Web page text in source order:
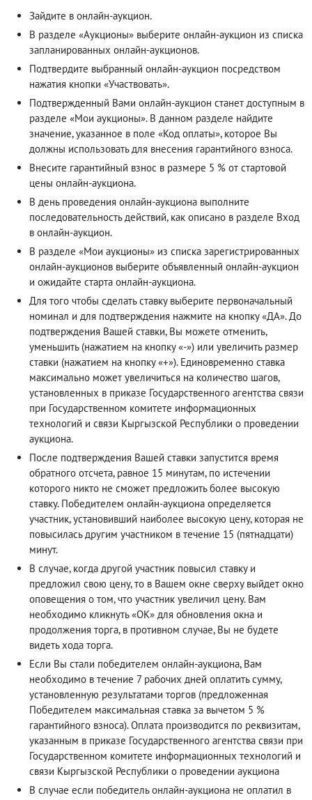
Зайдите в онлайн-аукцион.
В разделе «Аукционы» выберите онлайн-аукцион из списка
запланированных онлайн-аукционов.
Подтвердите выбранный онлайн-аукцион посредством
нажатия кнопки «Участвовать».
Подтвержденный Вами онлайн-аукцион станет доступным в
разделе «Мои аукционы». В данном разделе найдите
значение, указанное в поле «Код оплаты», которое Вы
должны использовать для внесения гарантийного взноса.
Внесите гарантийный взнос в размере 5 % от стартовой
цены онлайн-аукциона.
В день проведения онлайн-аукциона выполните
последовательность действий, как описано в разделе Вход
в онлайн-аукцион.
В разделе «Мои аукционы» из списка зарегистрированных
онлайн-аукционов выберите объявленный онлайн-аукцион
и ожидайте старта онлайн-аукциона.
Для того чтобы сделать ставку выберите первоначальный
номинал и для подтверждения нажмите на кнопку «ДА». До
подтверждения Вашей ставки, Вы можете отменить,
уменьшить (нажатием на кнопку «-») или увеличить размер
ставки (нажатием на кнопку «+»). Единовременно ставка
максимально может увеличиться на количество шагов,
установленных в приказе Государственного агентства связи
при Государственном комитете информационных
технологий и связи Кыргызской Республики о проведении
аукциона.
После подтверждения Вашей ставки запустится время
обратного отсчета, равное 15 минутам, по истечении
которого никто не сможет предложить более высокую
ставку. Победителем онлайн-аукциона определяется
участник, установивший наиболее высокую цену, которая не
повысилась другим участником в течение 15 (пятнадцати)
минут.
В случае, когда другой участник повысил ставку и
предложил свою цену, то в Вашем окне сверху выйдет окно
оповещения о том, что участник увеличил цену. Вам
необходимо кликнуть «ОК» для обновления окна и
продолжения торга, в противном случае, Вы не будете
видеть хода торга.
Если Вы стали победителем онлайн-аукциона, Вам
необходимо в течение 7 рабочих дней оплатить сумму,
установленную результатами торгов (предложенная
Победителем максимальная ставка за вычетом 5 %
гарантийного взноса). Оплата производится по реквизитам,
указанным в приказе Государственного агентства связи при
Государственном комитете информационных технологий и
связи Кыргызской Республики о проведении аукциона
В случае если победитель онлайн-аукциона не оплатил в